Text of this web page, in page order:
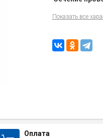
Показать все
Оплата